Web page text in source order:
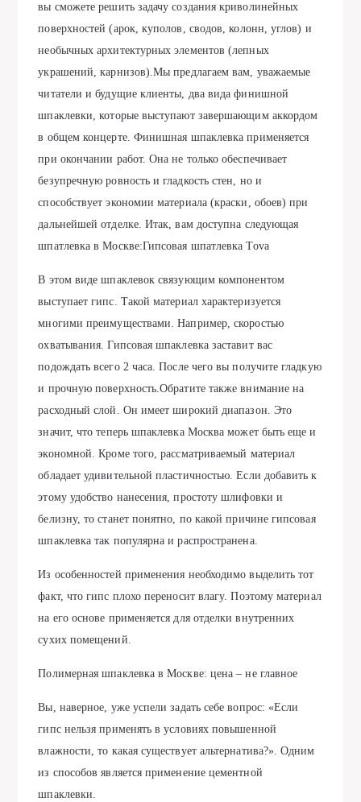
вы сможете решить задачу создания криволинейных
поверхностей (арок, куполов, сводов, колонн, углов) и
необычных архитектурных элементов (лепных
украшений, карнизов).Мы предлагаем вам, уважаемые
читатели и будущие клиенты, два вида финишной
шпаклевки, которые выступают завершающим аккордом
в общем концерте. Финишная шпаклевка применяется
при окончании работ. Она не только обеспечивает
безупречную ровность и гладкость стен, но и
способствует экономии материала (краски, обоев) при
дальнейшей отделке. Итак, вам доступна следующая
шпатлевка в Москве:Гипсовая шпатлевка Tova
В этом виде шпаклевок связующим компонентом
выступает гипс. Такой материал характеризуется
многими преимуществами. Например, скоростью
охватывания. Гипсовая шпаклевка заставит вас
подождать всего 2 часа. После чего вы получите гладкую
и прочную поверхность.Обратите также внимание на
расходный слой. Он имеет широкий диапазон. Это
значит, что теперь шпаклевка Москва может быть еще и
экономной. Кроме того, рассматриваемый материал
обладает удивительной пластичностью. Если добавить к
этому удобство нанесения, простоту шлифовки и
белизну, то станет понятно, по какой причине гипсовая
шпаклевка так популярна и распространена.
Из особенностей применения необходимо выделить тот
факт, что гипс плохо переносит влагу. Поэтому материал
на его основе применяется для отделки внутренних
сухих помещений.
Полимерная шпаклевка в Москве: цена – не главное
Вы, наверное, уже успели задать себе вопрос: «Если
гипс нельзя применять в условиях повышенной
влажности, то какая существует альтернатива?». Одним
из способов является применение цементной
шпаклевки.